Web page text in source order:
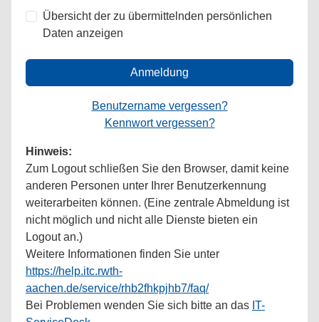
Übersicht der zu übermittelnden persönlichen
Daten anzeigen
Anmeldung
Benutzername vergessen?
Kennwort vergessen?
Hinweis:
Zum Logout schließen Sie den Browser, damit keine
anderen Personen unter Ihrer Benutzerkennung
weiterarbeiten können. (Eine zentrale Abmeldung ist
nicht möglich und nicht alle Dienste bieten ein
Logout an.)
Weitere Informationen finden Sie unter
https://help.itc.rwth-
aachen.de/service/rhb2fhkpjhb7/faq/
Bei Problemen wenden Sie sich bitte an das IT-